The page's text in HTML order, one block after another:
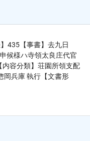
435【事書】去九日
候様ハ寺領太良庄代官
容分類】荘園所領支配
岡兵庫 執行【文書形